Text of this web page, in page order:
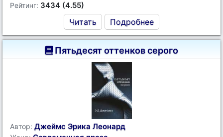
Рейтинг: 3434 (4.55)
Читать Подробнее
Пятьдесят оттенков серого
Автор: Джеймс Эрика Леонард